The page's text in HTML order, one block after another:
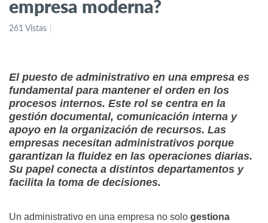
empresa moderna?
261 Vistas
El puesto de administrativo en una empresa es
fundamental para mantener el orden en los
procesos internos. Este rol se centra en la
gestión documental, comunicación interna y
apoyo en la organización de recursos. Las
empresas necesitan administrativos porque
garantizan la fluidez en las operaciones diarias.
Su papel conecta a distintos departamentos y
facilita la toma de decisiones.
Un administrativo en una empresa no solo gestiona